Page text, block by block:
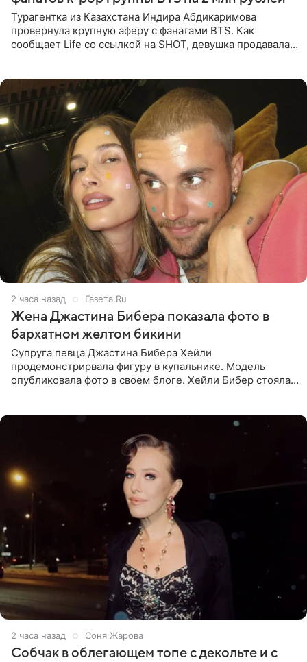
Турагентка из Казахстана Индира Абдикаримова
провернула крупную аферу с фанатами BTS. Как
сообщает Life со ссылкой на SHOT, девушка продавала
2 часа назад Газета.Ru
Жена Джастина Бибера показала фото в
бархатном желтом бикини
Супруга певца Джастина Бибера Хейли
продемонстрирвала фигуру в купальнике. Модель
опубликовала фото в своем блоге. Хейли Бибер стояла
2 часа назад Соня Жарова
Собчак в облегающем топе с декольте и с